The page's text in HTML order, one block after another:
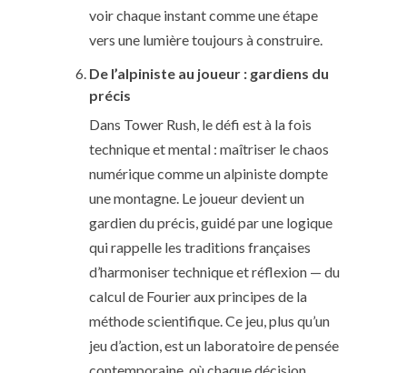
voir chaque instant comme une étape
vers une lumière toujours à construire.
De l’alpiniste au joueur : gardiens du
précis
Dans Tower Rush, le défi est à la fois
technique et mental : maîtriser le chaos
numérique comme un alpiniste dompte
une montagne. Le joueur devient un
gardien du précis, guidé par une logique
qui rappelle les traditions françaises
d’harmoniser technique et réflexion — du
calcul de Fourier aux principes de la
méthode scientifique. Ce jeu, plus qu’un
jeu d’action, est un laboratoire de pensée